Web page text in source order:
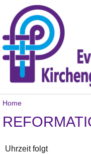
Home
Uhrzeit folgt